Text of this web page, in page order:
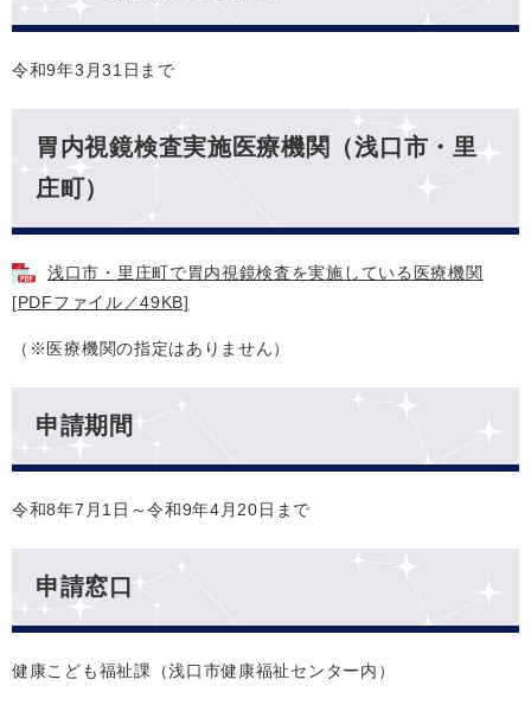
令和9年3月31日まで
胃内視鏡検査実施医療機関（浅口市・里
庄町）
浅口市・里庄町で胃内視鏡検査を実施している医療機関
[PDFファイル／49KB]
（※医療機関の指定はありません）
申請期間
令和8年7月1日～令和9年4月20日まで
申請窓口
健康こども福祉課（浅口市健康福祉センター内）